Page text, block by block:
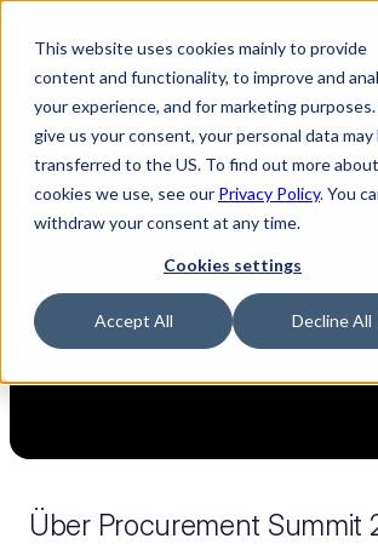
This website uses cookies mainly to provide
content and functionality, to improve and
your experience, and for marketing
give us your consent, your personal data may
transferred to the US. To find out more
cookies we use, see our Privacy Policy. You
withdraw your consent at any time.
Cookies settings
Accept All Decline All
Zurück zur Veranstaltungsübersicht
Treffen Sie Luminovo
Procurement
Über Procurement Summit